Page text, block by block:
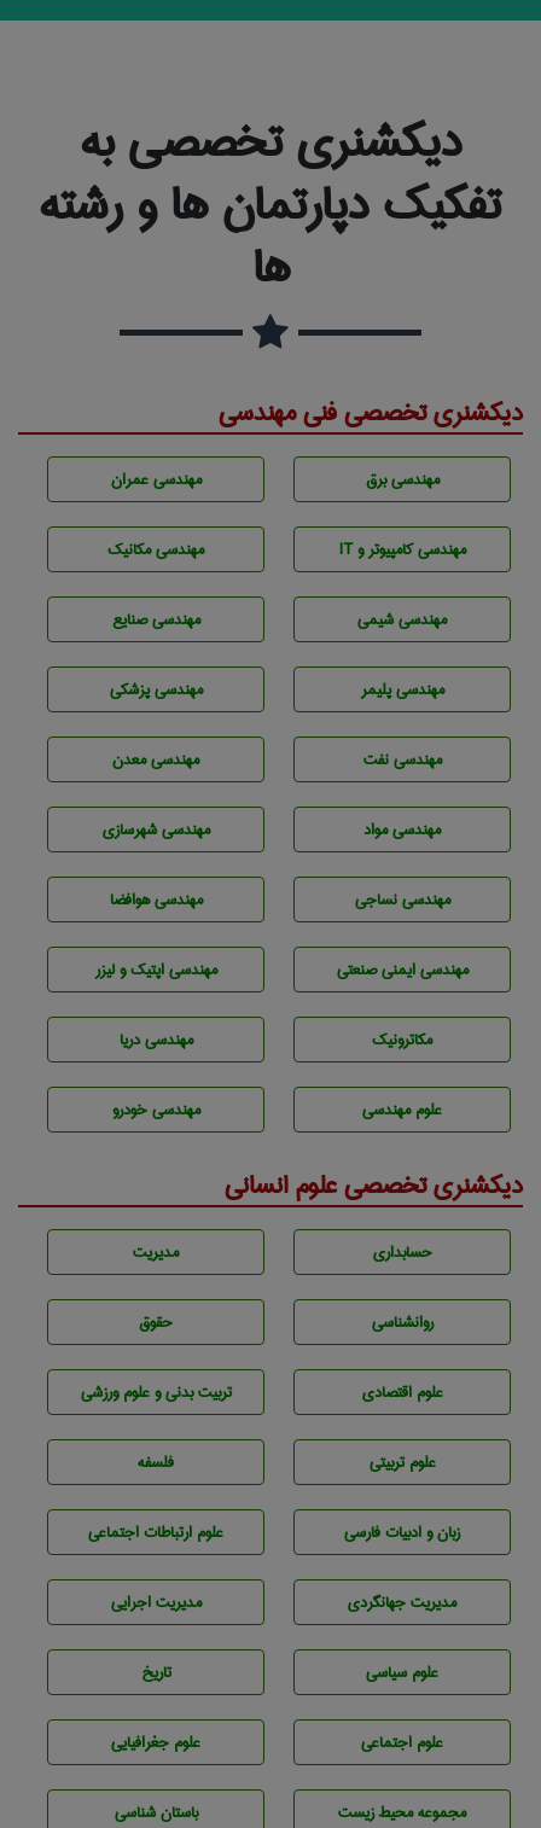
دیکشنری تخصصی به
تفکیک دپارتمان ها و رشته
ها
دیکشنری تخصصی فنی مهندسی
مهندسی برق مهندسی عمران
مهندسی كامپيوتر و IT مهندسی مکانیک
مهندسي شيمی مهندسی صنايع
مهندسی پليمر مهندسی پزشکی
مهندسی نفت مهندسی معدن
مهندسی مواد مهندسی شهرسازی
مهندسي نساجی مهندسی هوافضا
مهندسی ایمنی صنعتی مهندسی اپتیک و لیزر
مکاترونیک مهندسی دریا
علوم مهندسی مهندسی خودرو
دیکشنری تخصصی علوم انسانی
حسابداری مديريت
روانشناسی حقوق
علوم اقتصادی تربيت بدنی و علوم ورزشی
علوم تربيتی فلسفه
زبان و ادبيات فارسی علوم ارتباطات اجتماعی
مديريت جهانگردی مديريت اجرايی
علوم سياسی تاريخ
علوم اجتماعی علوم جغرافيايی
مجموعه محيط زيست باستان شناسی